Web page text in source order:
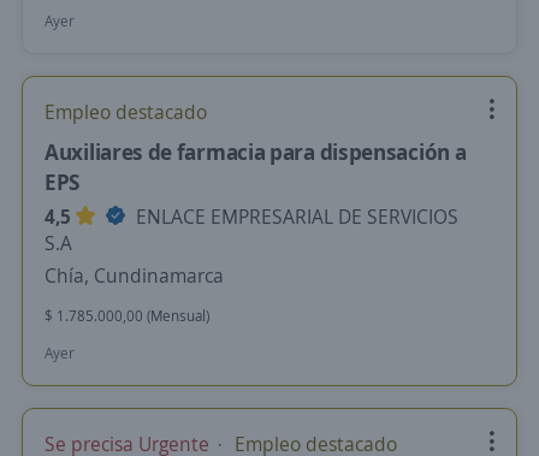
Ayer
Empleo destacado
Auxiliares de farmacia para dispensación a
EPS
4,5
ENLACE EMPRESARIAL DE SERVICIOS
S.A
Chía, Cundinamarca
$ 1.785.000,00 (Mensual)
Ayer
Se precisa Urgente Empleo destacado